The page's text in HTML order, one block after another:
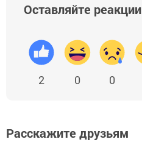
Оставляйте реакции
2 0 0
Расскажите друзьям